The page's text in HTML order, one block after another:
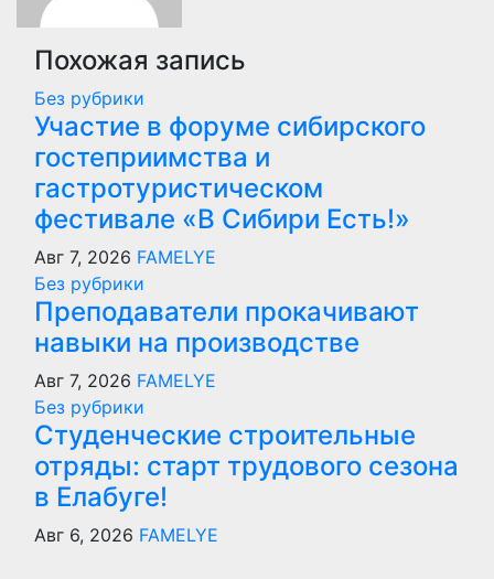
Похожая запись
Без рубрики
Участие в форуме сибирского
гостеприимства и
гастротуристическом
фестивале «В Сибири Есть!»
Авг 7, 2026 FAMELYE
Без рубрики
Преподаватели прокачивают
навыки на производстве
Авг 7, 2026 FAMELYE
Без рубрики
Студенческие строительные
отряды: старт трудового сезона
в Елабуге!
Авг 6, 2026 FAMELYE